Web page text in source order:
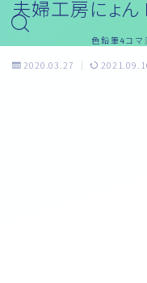
夫婦工房にょ
色鉛筆4コマ
2020.03.27